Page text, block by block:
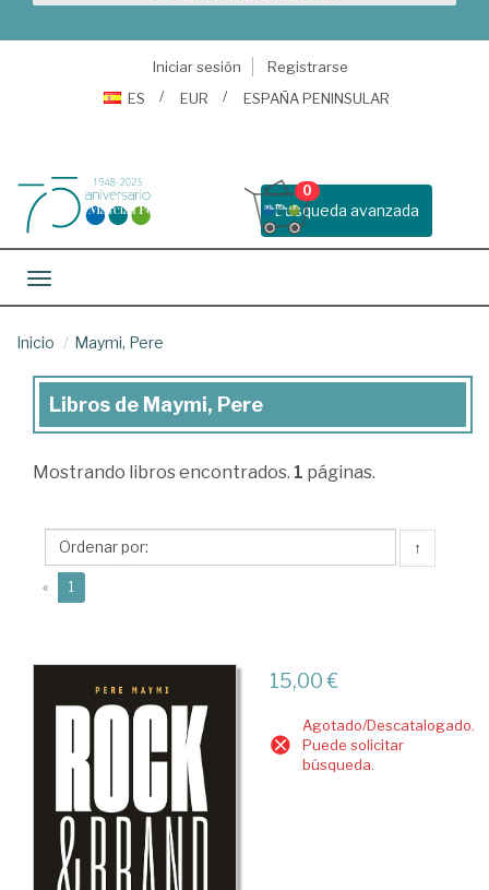
Iniciar sesión
Registrarse
ES
EUR ESPAÑA PENINSULAR
Busqueda avanzada
0
Toggle navigation
Inicio Maymi, Pere
Libros
Maymi,
Libros de Maymi, Pere
Mostrando libros encontrados. 1 páginas.
↑
« 1
15,00 €
Agotado/Descatalogado.
Puede solicitar
búsqueda.